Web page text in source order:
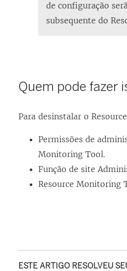
de configuração
subsequente do
Quem pode fazer
Para desinstalar o
Permissões de
Monitoring Tool.
Função de site
Resource Monitoring
ESTE ARTIGO RESOLVEU